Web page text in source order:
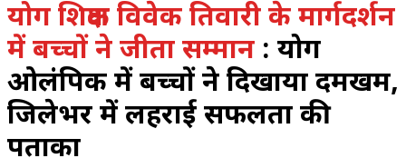
योग शिक्षक विवेक तिवारी के मार्गदर्शन
में बच्चों ने जीता सम्मान : योग
ओलंपिक में बच्चों ने दिखाया दमखम,
जिलेभर में लहराई सफलता की
पताका